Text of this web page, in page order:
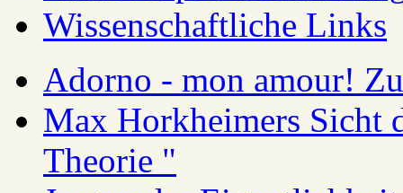
Wissenschaftliche Links
Adorno - mon amour!
Max Horkheimers Sicht
Theorie "